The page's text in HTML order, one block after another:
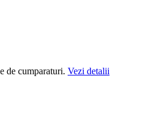
de cumparaturi. Vezi detalii